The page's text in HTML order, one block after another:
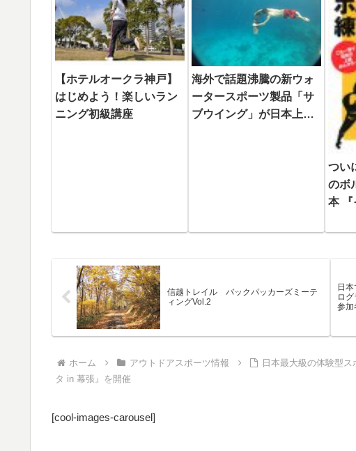
【ホテルオークラ神戸】
はじめよう！楽しいラン
ニング初級講座
海外で話題沸騰の新ウォ
ータースポーツ製品「サ
ブウイング」が日本上
つい
のボ
本 『
信越トレイル バックパッカーズミーテ
ィングVol.2
日
ロ
参加
ホーム アウトドアスポーツ情報
日本最大級の体験型
タ in 幕張』を開催
[cool-images-carousel]